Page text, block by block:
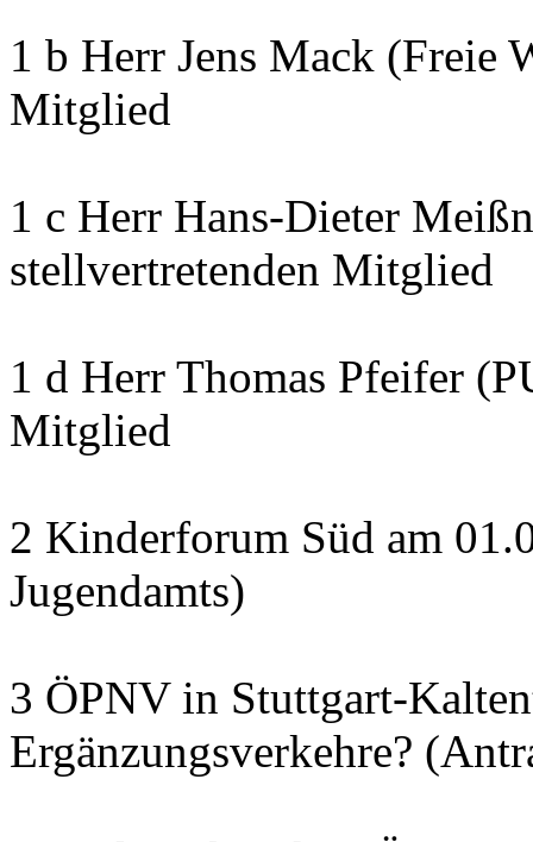
1 b Herr Jens Mack (Freie
Mitglied
1 c Herr Hans-Dieter
stellvertretenden Mitglied
1 d Herr Thomas Pfeifer
Mitglied
2 Kinderforum Süd am
Jugendamts)
3 ÖPNV in Stuttgart-
Ergänzungsverkehre?